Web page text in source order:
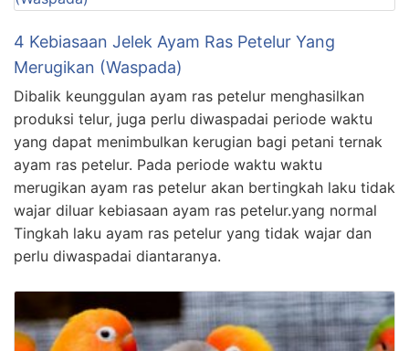
4 Kebiasaan Jelek Ayam Ras Petelur Yang
Merugikan (Waspada)
Dibalik keunggulan ayam ras petelur menghasilkan
produksi telur, juga perlu diwaspadai periode waktu
yang dapat menimbulkan kerugian bagi petani ternak
ayam ras petelur. Pada periode waktu waktu
merugikan ayam ras petelur akan bertingkah laku tidak
wajar diluar kebiasaan ayam ras petelur.yang normal
Tingkah laku ayam ras petelur yang tidak wajar dan
perlu diwaspadai diantaranya.